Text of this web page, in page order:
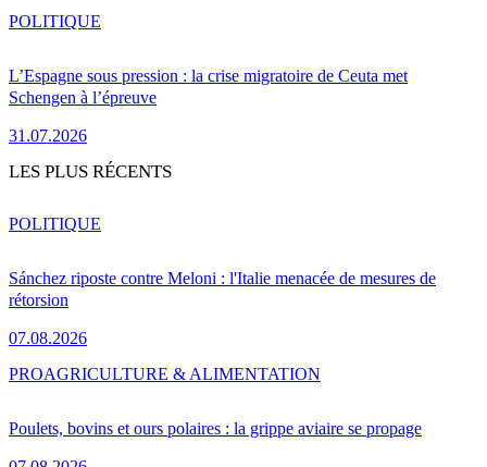
L’Espagne sous pression : la crise migratoire de Ceuta met
Schengen à l’épreuve
31.07.2026
POLITIQUE
LES PLUS RÉCENTS
Sánchez riposte contre Meloni : l'Italie menacée de mesures de
rétorsion
07.08.2026
POLITIQUE
Poulets, bovins et ours polaires : la grippe aviaire se propage
PROAGRICULTURE & ALIMENTATION